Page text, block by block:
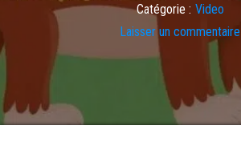
Catégorie : Video
Laisser un commentaire